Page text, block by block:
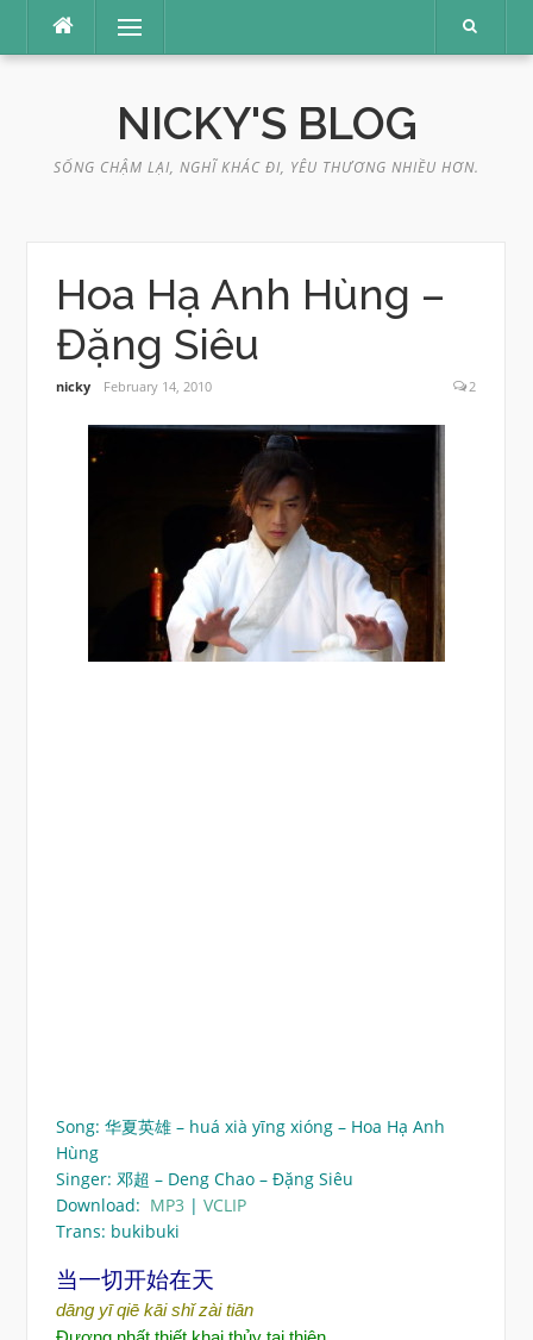
content
Menu
NICKY'S BLOG
SỐNG CHẬM LẠI, NGHĨ KHÁC ĐI, YÊU THƯƠNG NHIỀU HƠN.
Hoa Hạ Anh Hùng –
Đặng Siêu
nicky February 14, 2010 2
Song: 华夏英雄 – huá xià yīng xióng – Hoa Hạ Anh
Hùng
Singer: 邓超 – Deng Chao – Đặng Siêu
Download: MP3 | VCLIP
Trans: bukibuki
当一切开始在天
dāng yī qiē kāi shǐ zài tiān